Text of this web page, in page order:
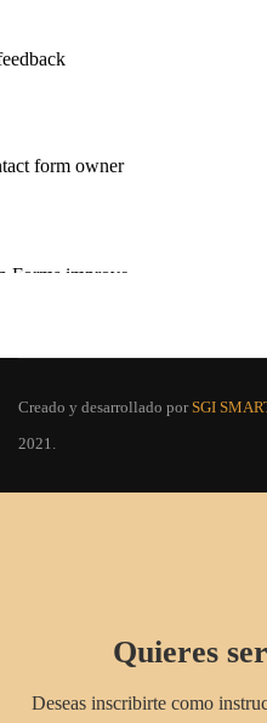
Creado y desarrollado por SGI
2021.
Quieres
Deseas inscribirte como